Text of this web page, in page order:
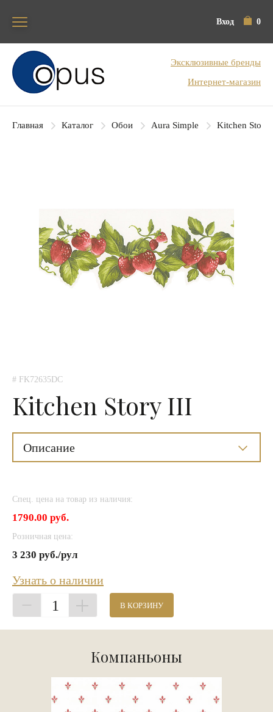
Вход 0
Блок поиска
Эксклюзивные бренды
Интернет-магазин
Главная Каталог Обои Aura Simple Kitchen Story
# FK72635DC
Kitchen Story III
Описание
Спец. цена на товар из наличия:
1790.00 руб.
Розничная цена:
3 230 руб./рул
Узнать о наличии
1 В КОРЗИНУ
Компаньоны